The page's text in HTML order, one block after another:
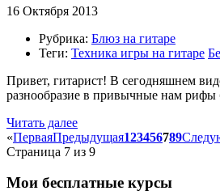
16 Октября 2013
Рубрика: Блюз на гитаре
Теги: Техника игры на гитаре
Привет, гитарист! В сегодняшнем
разнообразие в привычные нам рифы
Читать далее
«ПерваяПредыдущая123456789
Страница 7 из 9
Мои бесплатные курсы